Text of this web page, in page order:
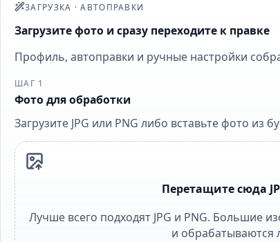
ЗАГРУЗКА ·АВТОПРАВКИ
Загрузите фото и сразу переходите к правке
Профиль, автоправки и ручные настройки
ШАГ 1
Фото для обработки
Загрузите JPG или PNG либо вставьте фото из
Перетащите сюда
Лучше всего подходят JPG и PNG. Большие
и обрабатываются